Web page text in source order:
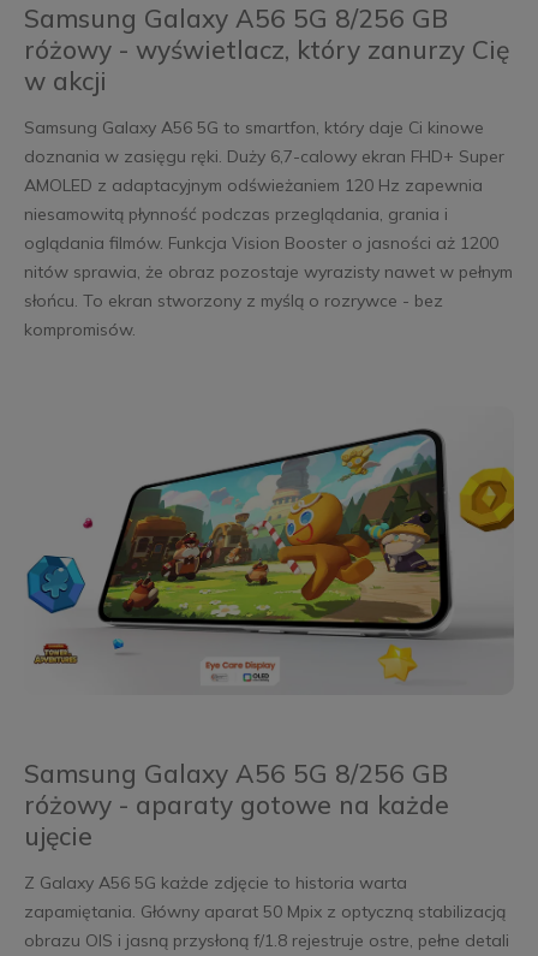
Samsung Galaxy A56 5G 8/256 GB
różowy - wyświetlacz, który zanurzy Cię
w akcji
Samsung Galaxy A56 5G to smartfon, który daje Ci kinowe
doznania w zasięgu ręki. Duży 6,7-calowy ekran FHD+ Super
AMOLED z adaptacyjnym odświeżaniem 120 Hz zapewnia
niesamowitą płynność podczas przeglądania, grania i
oglądania filmów. Funkcja Vision Booster o jasności aż 1200
nitów sprawia, że obraz pozostaje wyrazisty nawet w pełnym
słońcu. To ekran stworzony z myślą o rozrywce - bez
kompromisów.
Samsung Galaxy A56 5G 8/256 GB
różowy - aparaty gotowe na każde
ujęcie
Z Galaxy A56 5G każde zdjęcie to historia warta
zapamiętania. Główny aparat 50 Mpix z optyczną stabilizacją
obrazu OIS i jasną przysłoną f/1.8 rejestruje ostre, pełne detali